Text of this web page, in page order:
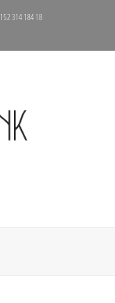
314 184 18‬